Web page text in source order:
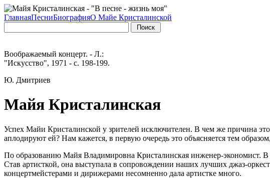
ГлавнаяПесниБиографияО Майе Кристалинской
Воображаемый концерт. - Л.:
"Искусство", 1971 - с. 198-199.
Ю. Дмитриев
Майя Кристалинская
Успех Майи Кристалинской у зрителей исключителен. В чем же причина
аплодируют ей? Нам кажется, в первую очередь это объясняется тем
По образованию Майя Владимировна Кристалинская инженер-экономист. В
Став артисткой, она выступала в сопровождении наших лучших джаз-
концертмейстерами и дирижерами несомненно дала артистке много.